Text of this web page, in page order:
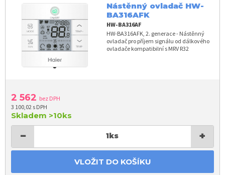
Nástěnný ovladač HW-
BA316AFK
HW-BA316AF
HW-BA316AFK, 2. generace - Nástěnný
ovladač pro příjem signálu od dálkového
ovladače kompatibilní s MRV R32
2 562 bez DPH
3 100,02 s DPH
Skladem >10ks
− 1ks +
VLOŽIT DO KOŠÍKU